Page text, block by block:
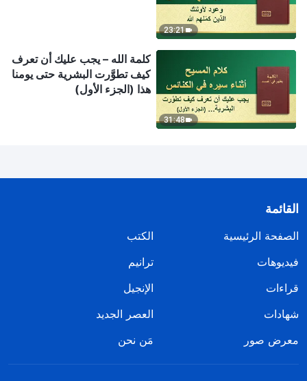
23:21
31:48
كلمة الله – يجب عليك أن تعرف
كيف تطوَّرت البشرية حتى يومنا
هذا (الجزء الأول)
القائمة
الصفحة الرئيسية
الكتب
فيديوهات
ترانيم
قراءات
الإنجيل
شهادات
العصر الجديد
معرض صور
مَن نحن